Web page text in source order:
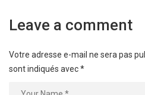
Leave a comment
Votre adresse e-mail ne sera pas
sont indiqués avec*